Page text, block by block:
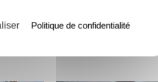
Politique de confidentialité